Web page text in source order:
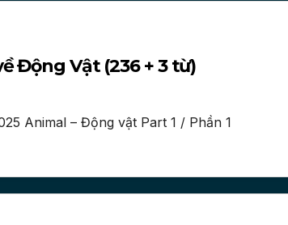
Động Vật (236 + 3 từ)
Animal – Động vật Part 1 / Phần 1